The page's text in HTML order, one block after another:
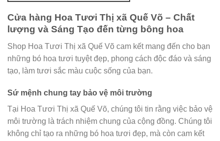
Cửa hàng Hoa Tươi Thị xã Quế Võ – Chất
lượng và Sáng Tạo đến từng bông hoa
Shop Hoa Tươi Thị xã Quế Võ cam kết mang đến cho bạn
những bó hoa tươi tuyệt đẹp, phong cách độc đáo và sáng
tạo, làm tươi sắc màu cuộc sống của bạn.
Sứ mệnh chung tay bảo vệ môi trường
Tại Hoa Tươi Thị xã Quế Võ, chúng tôi tin rằng việc bảo vệ
môi trường là trách nhiệm chung của cộng đồng. Chúng tôi
không chỉ tạo ra những bó hoa tươi đẹp, mà còn cam kết